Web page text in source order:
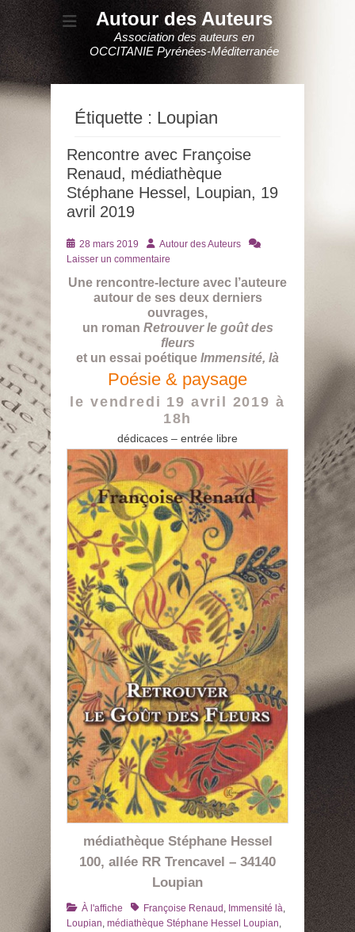
Autour des Auteurs
Association des auteurs en
OCCITANIE Pyrénées-Méditerranée
Étiquette : Loupian
Rencontre avec Françoise
Renaud, médiathèque
Stéphane Hessel, Loupian, 19
avril 2019
Posté
le
28 mars 2019 AuteurAutour des Auteurs
Laisser un commentaire
Une rencontre-lecture avec l’auteure
autour de ses deux derniers
ouvrages,
un roman Retrouver le goût des
fleurs
et un essai poétique Immensité, là
Poésie & paysage
le vendredi 19 avril 2019 à
18h
dédicaces – entrée libre
médiathèque Stéphane Hessel
100, allée RR Trencavel – 34140
Loupian
Catégories
À l'affiche TagsFrançoise Renaud , Immensité là,
Loupian, médiathèque Stéphane Hessel Loupian,